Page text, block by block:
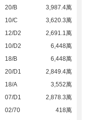
20/B
3,987.4萬
10/C
3,620.3萬
12/D2
2,691.1萬
10/D2
6,448萬
18/B
6,448萬
20/D1
2,849.4萬
18/A
3,552萬
07/D1
2,878.3萬
02/70
418萬